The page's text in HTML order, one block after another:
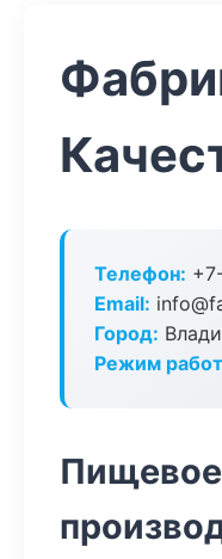
Телефон:
Email:
Город:
Режим
Пищевое